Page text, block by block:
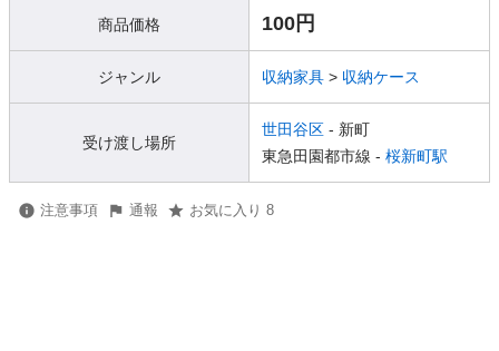
商品価格 100円
ジャンル 収納家具 > 収納ケース
受け渡し場所
世田谷区 - 新町
東急田園都市線 - 桜新町駅
注意事項 通報 お気に入り 8